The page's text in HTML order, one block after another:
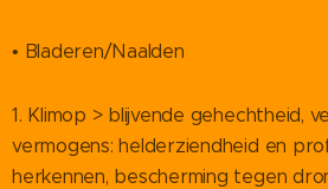
• Bladeren/Naalden
1. Klimop > blijvende gehechtheid,
vermogens: helderziendheid en
herkennen, bescherming tegen